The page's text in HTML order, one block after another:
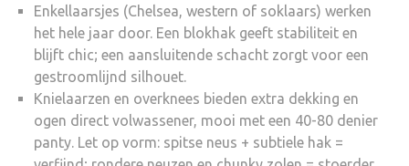
Enkellaarsjes (Chelsea, western of soklaars) werken
het hele jaar door. Een blokhak geeft stabiliteit en
blijft chic; een aansluitende schacht zorgt voor een
gestroomlijnd silhouet.
Knielaarzen en overknees bieden extra dekking en
ogen direct volwassener, mooi met een 40-80 denier
panty. Let op vorm: spitse neus + subtiele hak =